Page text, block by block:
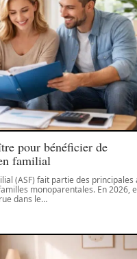
pour bénéficier de
familial
(ASF) fait partie des principales
monoparentales. En 2026,
dans le…